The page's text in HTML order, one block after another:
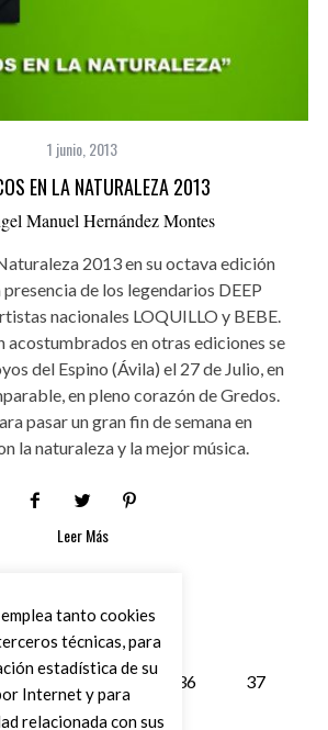
1 junio, 2013
EN LA NATURALEZA 2013
Manuel Hernández Montes
2013 en su octava edición
de los legendarios DEEP
nacionales LOQUILLO y BEBE.
acostumbrados en otras ediciones se
del Espino (Ávila) el 27 de Julio, en
en pleno corazón de Gredos.
pasar un gran fin de semana en
la naturaleza y la mejor música.
Leer Más
36 37
tanto cookies
técnicas, para
estadística de su
Internet y para
relacionada con sus